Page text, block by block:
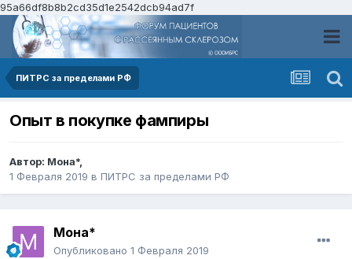
95a66df8b8b2cd35d1e2542dcb94ad7f
ПИТРС за пределами РФ
Опыт в покупке фампиры
Автор: Мона*,
1 Февраля 2019 в ПИТРС за пределами РФ
Мона*
Опубликовано 1 Февраля 2019